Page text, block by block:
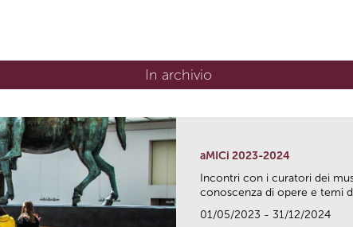
In archivio
aMICi 2023-2024
Incontri con i curatori dei
conoscenza di opere e temi
01/05/2023 - 31/12/2024